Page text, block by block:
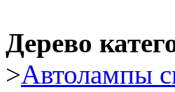
Дерево
>Автолампы